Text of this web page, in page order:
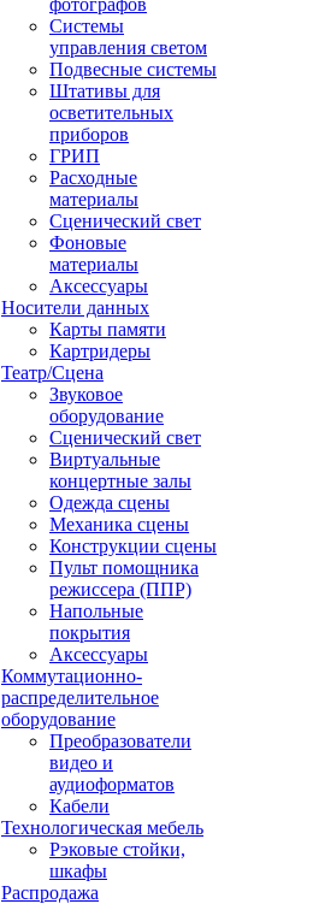
фотографов
Системы
управления светом
Подвесные системы
Штативы для
осветительных
приборов
ГРИП
Расходные
материалы
Сценический свет
Фоновые
материалы
Аксессуары
Носители данных
Карты памяти
Картридеры
Театр/Сцена
Звуковое
оборудование
Сценический свет
Виртуальные
концертные залы
Одежда сцены
Механика сцены
Конструкции сцены
Пульт помощника
режиссера (ППР)
Напольные
покрытия
Аксессуары
Коммутационно-
распределительное
оборудование
Преобразователи
видео и
аудиоформатов
Кабели
Технологическая мебель
Рэковые стойки,
шкафы
Распродажа